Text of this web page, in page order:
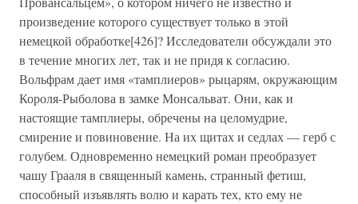
произведение которого существует только в этой
немецкой обработке[426]? Исследователи обсуждали это
в течение многих лет, так и не придя к согласию.
Вольфрам дает имя «тамплиеров» рыцарям, окружающим
Короля-Рыболова в замке Монсальват. Они, как и
настоящие тамплиеры, обречены на целомудрие,
смирение и повиновение. На их щитах и седлах — герб с
голубем. Одновременно немецкий роман преобразует
чашу Грааля в священный камень, странный фетиш,
способный изъявлять волю и карать тех, кто ему не